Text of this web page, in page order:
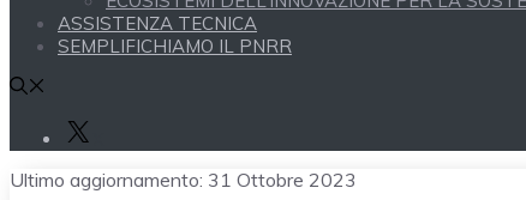
ASSISTENZA TECNICA
SEMPLIFICHIAMO IL PNRR
Ultimo aggiornamento: 31 Ottobre 2023